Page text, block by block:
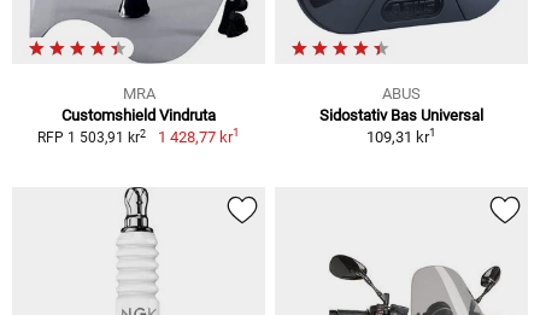
MRA
Customshield Vindruta
RFP 1 503,91 kr2 1 428,77 kr1
ABUS
Sidostativ Bas Universal
109,31 kr1